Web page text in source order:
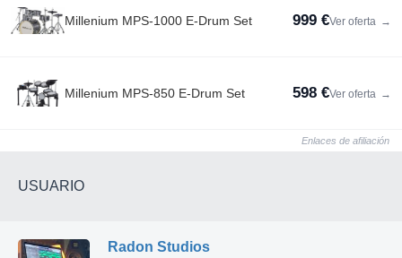
Millenium MPS-1000 E-Drum Set 999 €Ver oferta →
Millenium MPS-850 E-Drum Set 598 €Ver oferta →
Enlaces de afiliación
USUARIO
Radon Studios